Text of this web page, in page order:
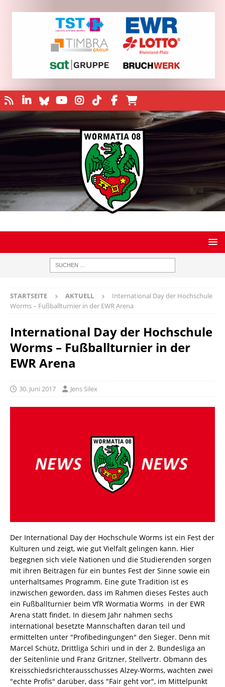
STARTSEITE AKTUELL
International Day der Hochschule
Worms – Fußballturnier in der EWR Arena
International Day der Hochschule
Worms – Fußballturnier in der
EWR Arena
30. Juni 2017 Jens Silex
Der International Day der Hochschule Worms ist ein Fest der
Kulturen und zeigt, wie gut Vielfalt gelingen kann. Hier
begegnen sich viele Nationen und die Studierenden sorgen
mit ihren Beiträgen für ein buntes Fest der Sinne sowie ein
unterhaltsames Programm. Eine gute Tradition ist es
inzwischen geworden, dass im Rahmen dieses Festes auch
ein Fußballturnier beim VfR Wormatia Worms in der EWR
Arena statt findet. In diesem Jahr nahmen sechs
international besetzte Mannschaften daran teil und
ermittelten unter "Profibedingungen" den Sieger. Denn mit
Marcel Schütz, Drittliga Schiri und in der 2. Bundesliga an
der Seitenlinie und Franz Gritzner, Stellvertr. Obmann des
Kreisschiedsrichterausschusses Alzey-Worms, wachten zwei
"echte Profis" darüber, dass "Fair geht vor", im Mittelpunkt